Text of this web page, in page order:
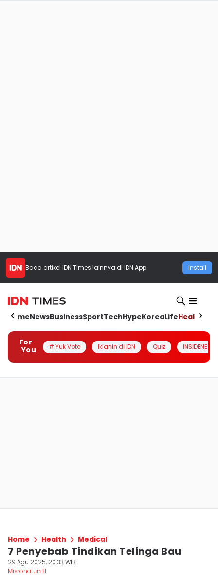
Baca artikel IDN Times lainnya di IDN App Install
HomeNewsBusinessSportTechHypeKoreaLifeHealth
For
You
# Yuk Vote Iklanin di IDN Quiz INSIDENESIA
Home Health Medical
7 Penyebab Tindikan Telinga Bau
29 Agu 2025, 20:33 WIB
Misrohatun H